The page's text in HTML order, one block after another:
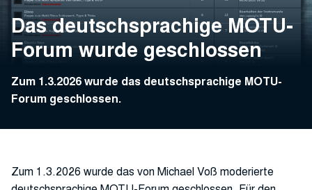
Das deutschsprachige MOTU-
Forum wurde geschlossen
Zum 1.3.2026 wurde das deutschsprachige MOTU-
Forum geschlossen.
Zum 1.3.2026 wurde das von Michael Voß moderierte